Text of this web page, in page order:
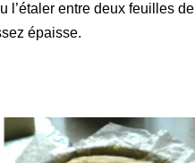
l’étaler entre deux feuilles de
épaisse.